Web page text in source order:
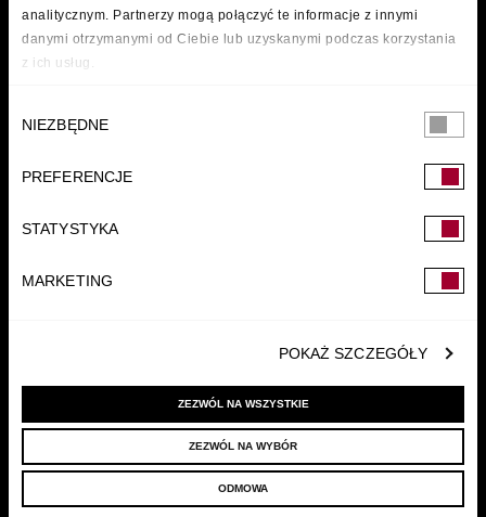
analitycznym. Partnerzy mogą połączyć te informacje z innymi
danymi otrzymanymi od Ciebie lub uzyskanymi podczas korzystania
z ich usług.
zgody
NIEZBĘDNE
PREFERENCJE
STATYSTYKA
MARKETING
POKAŻ SZCZEGÓŁY
ZEZWÓL NA WSZYSTKIE
ZEZWÓL NA WYBÓR
ODMOWA
FUNDACJA
© 2022 LELLEK.PL | POLITYKA PRYWATNOŚCI